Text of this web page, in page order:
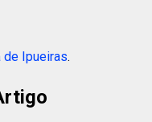
de Ipueiras.